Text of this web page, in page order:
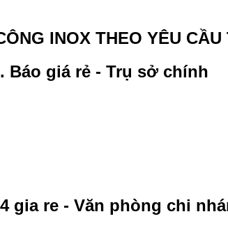
INOX THEO YÊU CẦU
Báo giá rẻ - Trụ sở chính
gia re - Văn phòng chi